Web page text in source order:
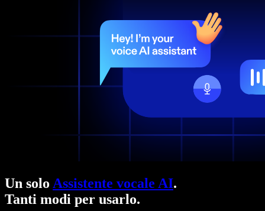
Un solo Assistente vocale AI.
Tanti modi per usarlo.